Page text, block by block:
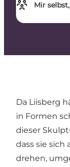
Mir
Da Liisberg
in Formen
dieser
dass sie sich
drehen,